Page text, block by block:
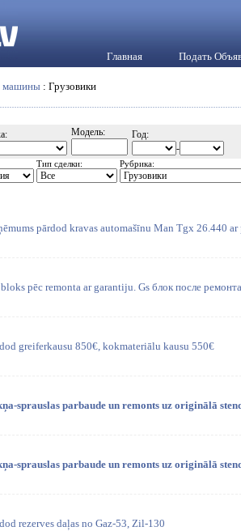
Главная Подать
машины : Грузовики
Модель:
Год:
-
Тип сделки: Рубрика:
pārdod kravas automašīnu Man Tgx 26.440
pēc remonta ar garantiju. Gs блок после
greiferkausu 850€, kokmateriālu kausu 550€
sprauslas parbaude un remonts uz originālā
sprauslas parbaude un remonts uz originālā
rezerves daļas no Gaz-53, Zil-130